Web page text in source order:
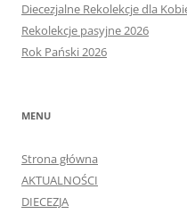
Diecezjalne Rekolekcje dla
Rekolekcje pasyjne 2026
Rok Pański 2026
MENU
Strona główna
AKTUALNOŚCI
DIECEZJA